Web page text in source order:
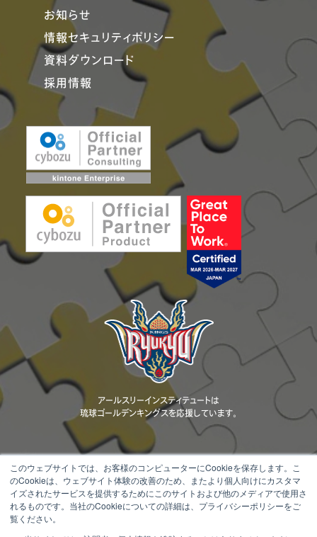
このウェブサイトでは、お客様のコンピューターにCookieを保存します。こ
のCookieは、ウェブサイト体験の改善のため、またより個人向けにカスタマ
イズされたサービスを提供するためにこのサイトおよび他のメディアで使用さ
れるものです。当社のCookieについての詳細は、プライバシーポリシーをご
覧ください。
お知らせ
情報セキュリティポリシー
資料ダウンロード
採用情報
アールスリーインスティテュートは
琉球ゴールデンキングスを応援しています。
当ウェブサイトに掲載されているコンテンツ（文章、画像、動画、ロゴ、デザ
イン等）の著作権は、当社または正当な権利者に帰属します。 無断転載・
複製・改変・配布等を固く禁じます。